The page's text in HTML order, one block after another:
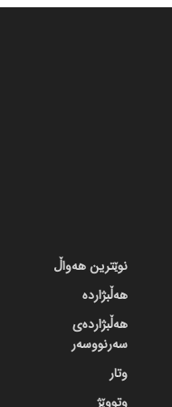
نوێترین هەواڵ
هەڵبژاردە
هەڵبژاردەی
سەرنووسەر
وتار
وتووێژ